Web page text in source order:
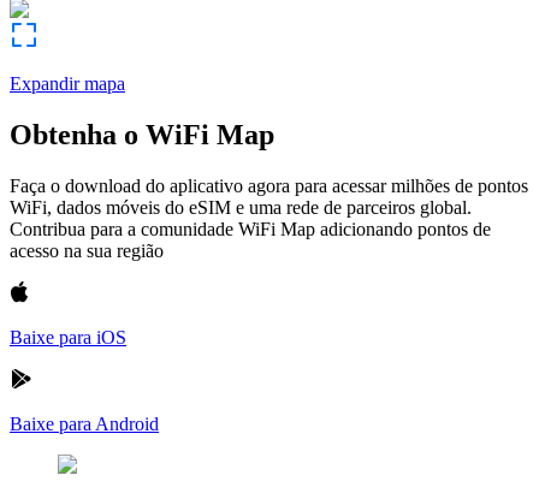
Expandir mapa
Obtenha o WiFi Map
Faça o download do aplicativo agora para acessar milhões de pontos
WiFi, dados móveis do eSIM e uma rede de parceiros global.
Contribua para a comunidade WiFi Map adicionando pontos de
acesso na sua região
Baixe para iOS
Baixe para Android